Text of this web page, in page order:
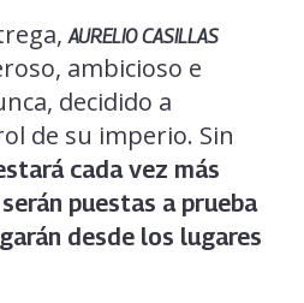
AURELIO CASILLAS
ambicioso e
decidido a
de su imperio. Sin
cada vez más
puestas a prueba
desde los lugares